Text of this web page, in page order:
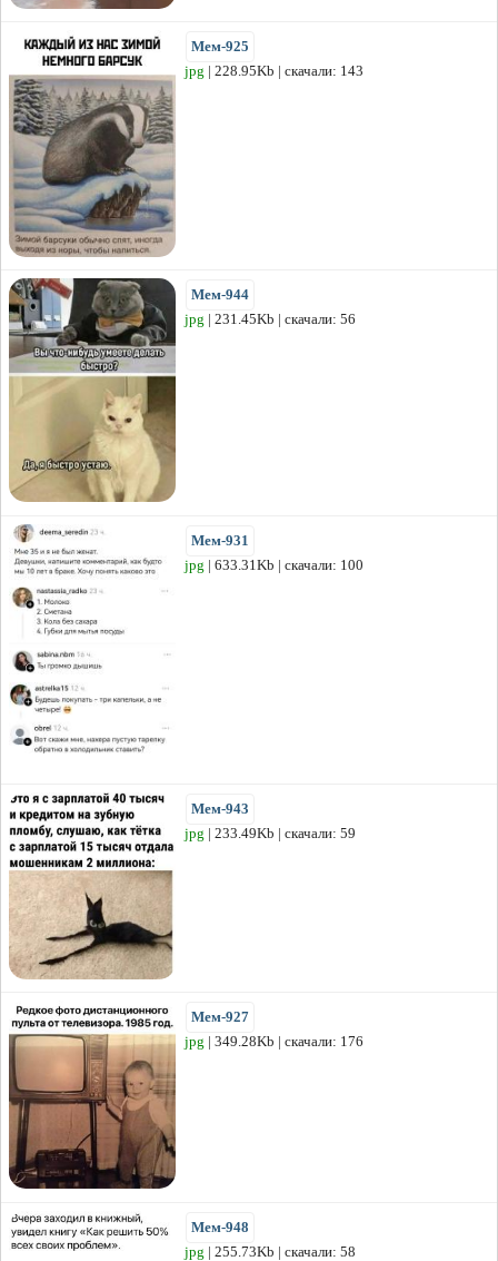
Мем-925
jpg | 228.95Kb | скачали: 143
Мем-944
jpg | 231.45Kb | скачали: 56
Мем-931
jpg | 633.31Kb | скачали: 100
Мем-943
jpg | 233.49Kb | скачали: 59
Мем-927
jpg | 349.28Kb | скачали: 176
Мем-948
jpg | 255.73Kb | скачали: 58